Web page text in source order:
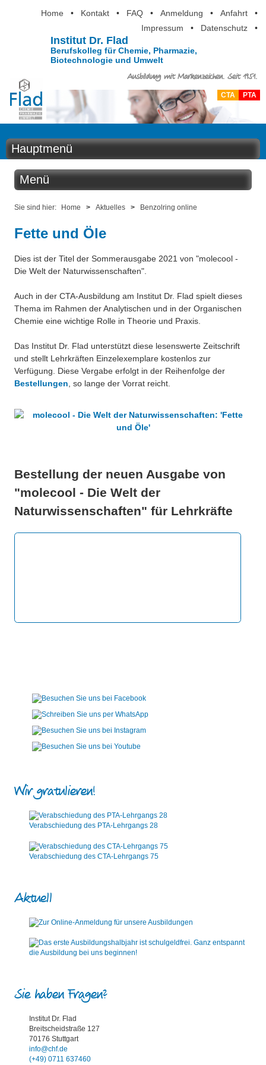
Home • Kontakt • FAQ • Anmeldung • Anfahrt
•
Impressum
• Datenschutz •
Institut Dr. Flad
Berufskolleg für Chemie, Pharmazie,
Biotechnologie und Umwelt
Ausbildung mit Markenzeichen. Seit 1951.
CTA PTA
Hauptmenü
Home
Über uns
Besonderheiten
Projekte
Eduthek
Menü
Aktuelles
Benzolring online
Der Institutskalender
Preisrätsel
Pressearchiv
Benzolring-Archiv
Sie sind hier: Home > Aktuelles > Benzolring online
Fette und Öle
Dies ist der Titel der Sommerausgabe 2021 von "molecool -
Die Welt der Naturwissenschaften".
Auch in der CTA-Ausbildung am Institut Dr. Flad spielt dieses
Thema im Rahmen der Analytischen und in der Organischen
Chemie eine wichtige Rolle in Theorie und Praxis.
Das Institut Dr. Flad unterstützt diese lesenswerte Zeitschrift
und stellt Lehrkräften Einzelexemplare kostenlos zur
Verfügung. Diese Vergabe erfolgt in der Reihenfolge der
Bestellungen , so lange der Vorrat reicht.
Bestellung der neuen Ausgabe von
"molecool - Die Welt der
Naturwissenschaften" für Lehrkräfte
Wir gratulieren!
Verabschiedung des PTA-Lehrgangs 28
Verabschiedung des CTA-Lehrgangs 75
Aktuell
Sie haben Fragen?
Institut Dr. Flad
Breitscheidstraße 127
70176 Stuttgart
info@chf.de
(+49) 0711 637460